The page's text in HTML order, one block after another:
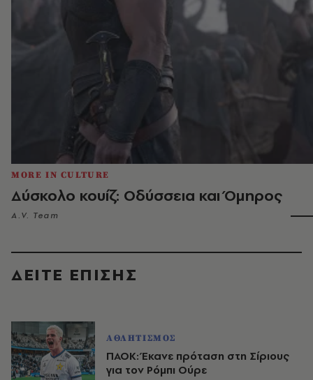
MORE IN CULTURE
Δύσκολο κουίζ: Οδύσσεια και Όμηρος
A.V. Team
ΔΕΙΤΕ ΕΠΙΣΗΣ
ΑΘΛΗΤΙΣΜΟΣ
ΠΑΟΚ: Έκανε πρόταση στη Σίριους
για τον Ρόμπι Ούρε